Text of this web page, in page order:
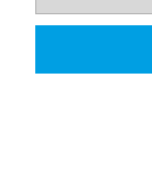
27 Mai 2024